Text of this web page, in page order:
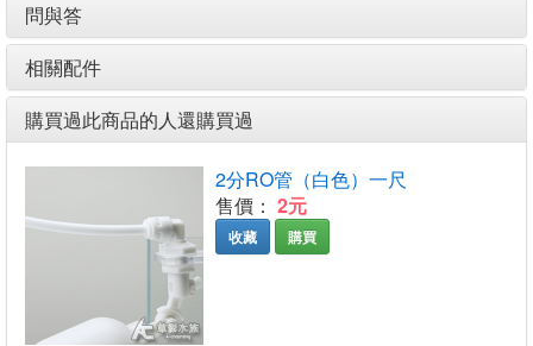
問與答
相關配件
購買過此商品的人還購買過
2分RO管（白色）一尺
售價： 2元
收藏 購買